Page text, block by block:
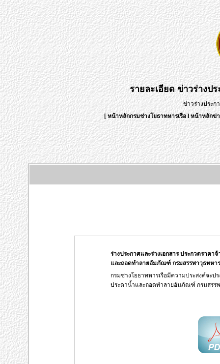
รายละเอียดข่าวร่างป
ข่าวร่างประก
[หน้าหลักกรมช่างโยธาทหารเรือlหน้าหลักข่
ร่างประกาศและร่างเอกสาร ประกวดราค
และถอดทำลายอัมภัณฑ์ กรมสรรพาวุธทหาร
กรมช่างโยธาทหารเรือมีความประสงค์จะ
ประดาน้ำและถอดทำลายอัมภัณฑ์ กรมสรรพ